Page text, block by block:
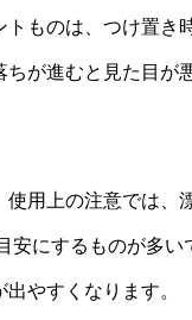
ものは、つけ置き
が進むと見た目が
使用上の注意では、
安にするものが多い
やすくなります。